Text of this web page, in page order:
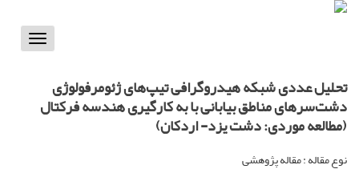
Toggle
تحلیل عددی شبکه هیدروگرافی تیپ‌های ژئومرفولوژی
دشت‌سرهای مناطق بیابانی با به کارگیری هندسه فرکتال
(مطالعه موردی: دشت یزد- اردکان)
نوع مقاله : مقاله پژوهشی